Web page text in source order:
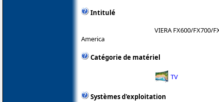
Intitulé
VIERA FX600/FX700/
America
Catégorie de matériel
TV
Systèmes d'exploitation